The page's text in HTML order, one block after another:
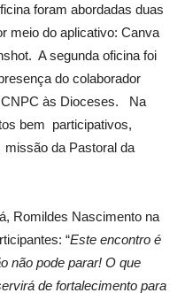
foram abordadas duas
meio do aplicativo: Canva
A segunda oficina foi
do colaborador
CNPC às Dioceses. Na
bem participativos,
da Pastoral da
Romildes Nascimento na
“Este encontro é
não pode parar! O que
de fortalecimento para